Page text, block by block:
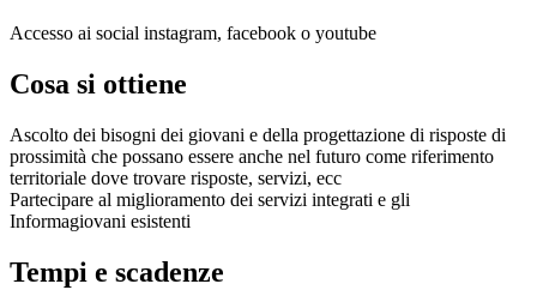
Accesso ai social instagram, facebook o youtube
Cosa si ottiene
Ascolto dei bisogni dei giovani e della progettazione di risposte di
prossimità che possano essere anche nel futuro come riferimento
territoriale dove trovare risposte, servizi, ecc
Partecipare al miglioramento dei servizi integrati e gli
Informagiovani esistenti
Tempi e scadenze